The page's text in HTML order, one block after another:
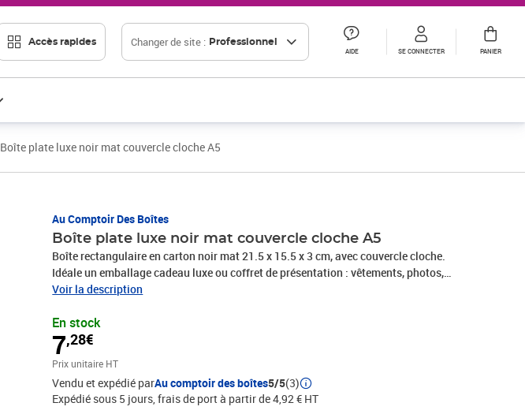
Accès rapides Changer de site : Professionnel
AIDE SE CONNECTER PANIER
Boîte plate luxe noir mat couvercle cloche A5
Au Comptoir Des Boîtes
Boîte plate luxe noir mat couvercle cloche A5
Boîte rectangulaire en carton noir mat 21.5 x 15.5 x 3 cm, avec couvercle cloche.
Idéale un emballage cadeau luxe ou coffret de présentation : vêtements, photos,
cosmétique, etc.
Voir la description
En stock
7,28€
Prix 7,28€
Prix unitaire HT
Vendu et expédié parAu comptoir des boîtes5/5(3)
Expédié sous 5 jours, frais de port à partir de 4,92 € HT